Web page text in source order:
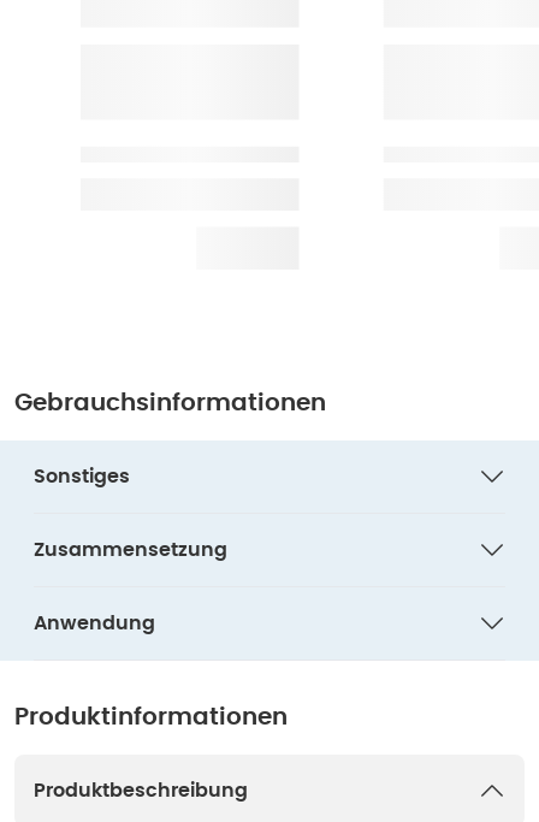
Gebrauchsinformationen
Sonstiges
Zusammensetzung
Anwendung
Produktinformationen
Produktbeschreibung